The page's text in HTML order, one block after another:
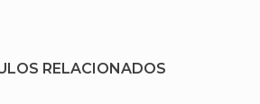
RELACIONADOS